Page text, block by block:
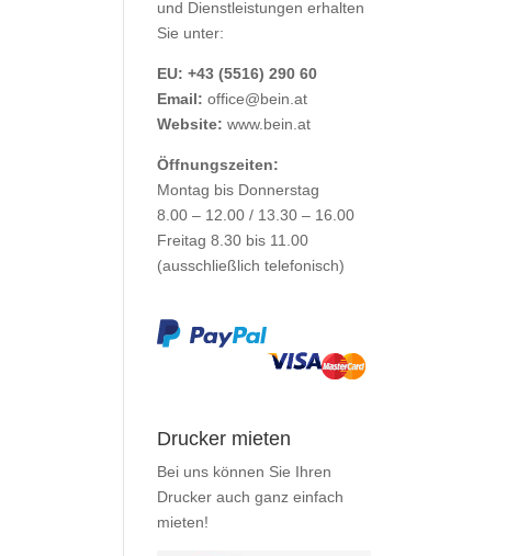
und Dienstleistungen erhalten
Sie unter:
EU: +43 (5516) 290 60
Email: office@bein.at
Website: www.bein.at
Öffnungszeiten:
Montag bis Donnerstag
8.00 – 12.00 / 13.30 – 16.00
Freitag 8.30 bis 11.00
(ausschließlich telefonisch)
Drucker mieten
Bei uns können Sie Ihren
Drucker auch ganz einfach
mieten!